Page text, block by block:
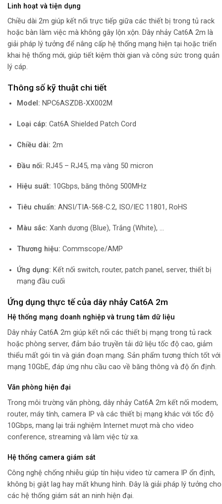
Linh hoạt và tiện dụng
Chiều dài 2m giúp kết nối trực tiếp giữa các thiết bị trong tủ rack
hoặc bàn làm việc mà không gây lộn xộn. Dây nhảy Cat6A 2m là
giải pháp lý tưởng để nâng cấp hệ thống mạng hiện tại hoặc triển
khai hệ thống mới, giúp tiết kiệm thời gian và công sức trong quản
lý cáp.
Thông số kỹ thuật chi tiết
Model: NPC6ASZDB-XX002M
Loại cáp: Cat6A Shielded Patch Cord
Chiều dài: 2m
Đầu nối: RJ45 – RJ45, mạ vàng 50 micron
Hiệu suất: 10Gbps, băng thông 500MHz
Tiêu chuẩn: ANSI/TIA-568-C.2, ISO/IEC 11801, RoHS
Màu sắc: Xanh dương (Blue), Trắng (White), …
Thương hiệu: Commscope/AMP
Ứng dụng: Kết nối switch, router, patch panel, server, thiết bị
mạng đầu cuối
Ứng dụng thực tế của dây nhảy Cat6A 2m
Hệ thống mạng doanh nghiệp và trung tâm dữ liệu
Dây nhảy Cat6A 2m giúp kết nối các thiết bị mạng trong tủ rack
hoặc phòng server, đảm bảo truyền tải dữ liệu tốc độ cao, giảm
thiểu mất gói tin và gián đoạn mạng. Sản phẩm tương thích tốt với
mạng 10GbE, đáp ứng nhu cầu cao về băng thông và độ ổn định.
Văn phòng hiện đại
Trong môi trường văn phòng, dây nhảy Cat6A 2m kết nối modem,
router, máy tính, camera IP và các thiết bị mạng khác với tốc độ
10Gbps, mang lại trải nghiệm Internet mượt mà cho video
conference, streaming và làm việc từ xa.
Hệ thống camera giám sát
Công nghệ chống nhiễu giúp tín hiệu video từ camera IP ổn định,
không bị giật lag hay mất khung hình. Đây là giải pháp lý tưởng cho
các hệ thống giám sát an ninh hiện đại.